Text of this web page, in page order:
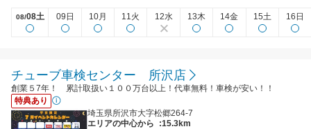
08/08土 09日 10月 11火 12水 13木 14金 15土 16日
チューブ車検センター 所沢店
創業５7年！ 累計取扱い１００万台以上！代車無料！車検が安い！！
特典あり
埼玉県所沢市大字松郷264-7
エリアの中心から
:15.3km